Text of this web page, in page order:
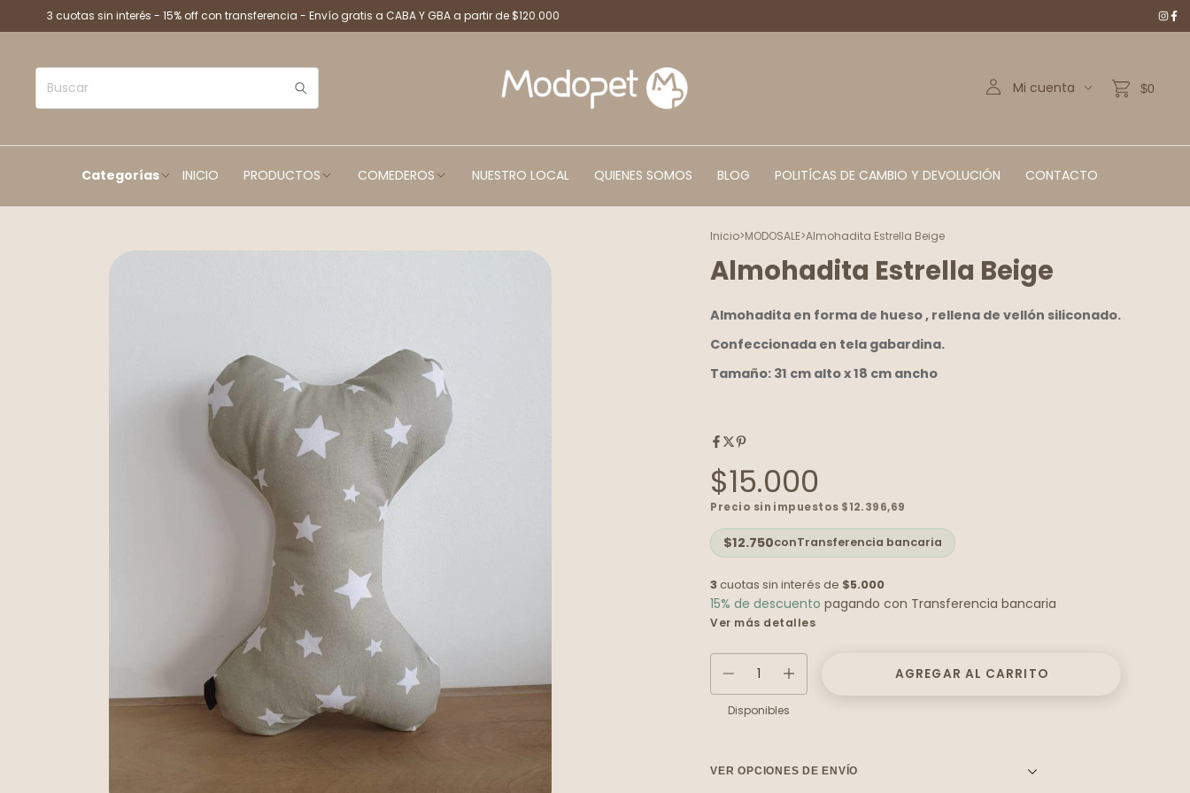
3 cuotas sin interés - 15% off con transferencia - Envío gratis a CABA Y GBA a partir de $120.000
Mi cuenta $0
Categorías INICIO PRODUCTOS COMEDEROS NUESTRO LOCAL QUIENES SOMOS BLOG POLITÍCAS DE CAMBIO Y DEVOLUCIÓN CONTACTO
Inicio>MODOSALE>Almohadita Estrella Beige
Almohadita Estrella Beige
Almohadita en forma de hueso , rellena de vellón siliconado.
Confeccionada en tela gabardina.
Tamaño: 31 cm alto x 18 cm ancho
$15.000
Precio sin impuestos $12.396,69
$12.750conTransferencia bancaria
3 cuotas sin interés de $5.000
15% de descuento pagando con Transferencia bancaria
Ver más detalles
Disponibles
VER OPCIONES DE ENVÍO